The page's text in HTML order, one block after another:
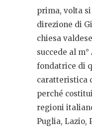
prima, volta
direzione di
chiesa
succede al
fondatrice di
caratteristica
perché
regioni
Puglia, Lazio,